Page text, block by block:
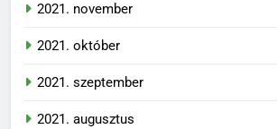
2021. november
2021. október
2021. szeptember
2021. augusztus